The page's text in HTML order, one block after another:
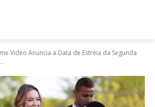
Video Anuncia a Data de Estreia da Segunda